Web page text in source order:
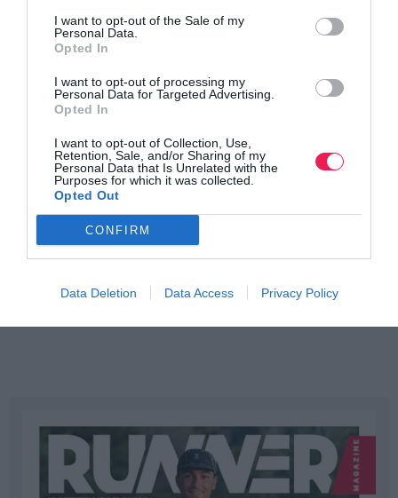
I want to opt-out of the Sale of my
Personal Data.
Opted In
I want to opt-out of processing my
Personal Data for Targeted Advertising.
Opted In
I want to opt-out of Collection, Use,
Retention, Sale, and/or Sharing of my
Personal Data that Is Unrelated with the
Purposes for which it was collected.
Opted Out
CONFIRM
Data Deletion Data Access Privacy Policy